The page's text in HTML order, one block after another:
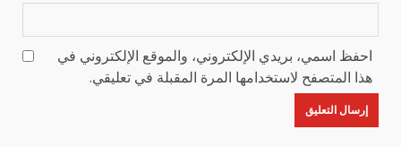
احفظ اسمي، بريدي الإلكتروني، والموقع الإلكتروني في
هذا المتصفح لاستخدامها المرة المقبلة في تعليقي.